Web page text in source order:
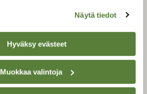
Näytä tiedot
Hyväksy evästeet
Muokkaa valintoja
luonnonsuojelu­liitto.